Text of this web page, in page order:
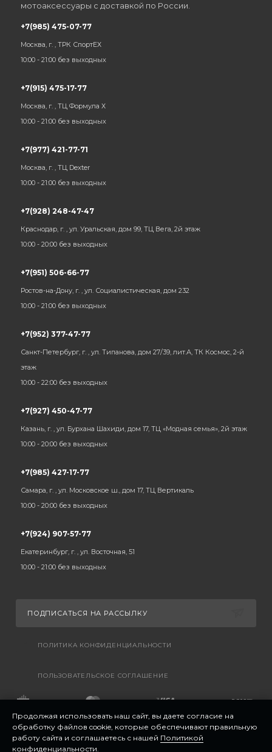
мотоаксессуары с доставкой по России.
+7(985) 475-07-77
Москва, г. , ТРК СпортЕХ
10:00 - 21:00 без выходных
+7(915) 475-17-77
Москва, г. , ТЦ Формула Х
10:00 - 21:00 без выходных
+7(977) 421-77-71
Москва, г. , ТЦ Dexter
10:00 - 21:00 без выходных
+7(928) 248-47-47
Краснодар, г. , ул. Уральская, дом 99, ТЦ Вега, 2й этаж
10:00 - 20:00 без выходных
+7(951) 506-66-77
Ростов-на-Дону, г. , ул. Социалистическая, дом 232
10:00 - 21:00 без выходных
+7(952) 377-47-77
Санкт-Петербург, г. , ул. Типанова, дом 27/39, лит.А, ТК Космос, 2-й
этаж
10:00 - 22:00 без выходных
+7(927) 450-47-77
Казань, г. , ул. Бурхана Шахиди, дом 17, ТЦ «Модная семья», 2й этаж
10:00 - 20:00 без выходных
+7(985) 427-17-77
Самара, г. , ул. Московское ш., дом 17, ТЦ Вертикаль
10:00 - 20:00 без выходных
+7(924) 907-57-77
Екатеринбург, г. , ул. Восточная, 51
10:00 - 21:00 без выходных
ПОДПИСАТЬСЯ НА РАССЫЛКУ
ПОЛИТИКА КОНФИДЕНЦИАЛЬНОСТИ
ПОЛЬЗОВАТЕЛЬСКОЕ СОГЛАШЕНИЕ
Продолжая использовать наш сайт, вы даете согласие на
обработку файлов cookie, которые обеспечивают правильную
работу сайта и соглашаетесь с нашей Политикой
конфиденциальности.